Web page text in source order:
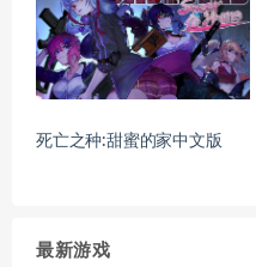
死亡之种:甜蜜的家中文版
最新游戏